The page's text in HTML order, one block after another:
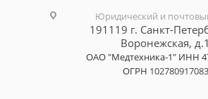
Юридический и
191119 г. Санкт-
Воронежская,
ОАО "Медтехника-1" ИНН
ОГРН